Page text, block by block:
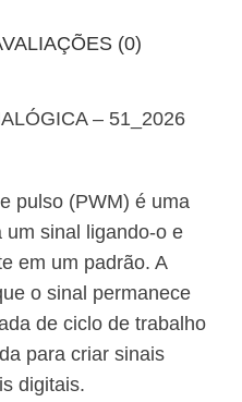
(0)
– 51_2026
pulso (PWM) é uma
sinal ligando-o e
em um padrão. A
o sinal permanece
de ciclo de trabalho
para criar sinais
digitais.